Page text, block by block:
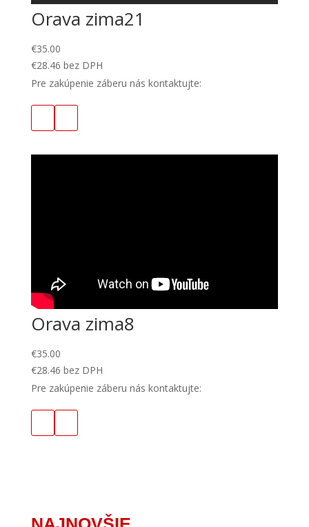
Orava zima21
€35.00
€28.46 bez DPH
Pre zakúpenie záberu nás kontaktujte:
Orava zima8
€35.00
€28.46 bez DPH
Pre zakúpenie záberu nás kontaktujte: